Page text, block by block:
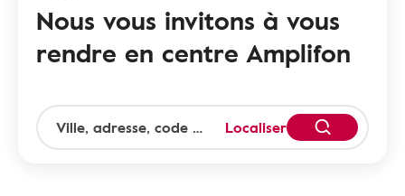
Nous vous invitons à vous
rendre en centre Amplifon
Localiser